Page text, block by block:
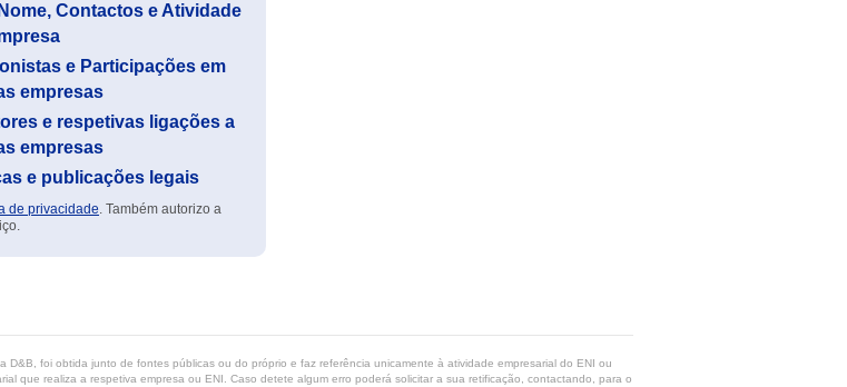
Nome, Contactos e Atividade
e Participações em
empresas
e respetivas ligações a
empresas
e publicações legais
de privacidade. Também autorizo a
foi obtida junto de fontes públicas ou do próprio e faz referência unicamente à atividade empresarial do ENI ou
que realiza a respetiva empresa ou ENI. Caso detete algum erro poderá solicitar a sua retificação, contactando, para o